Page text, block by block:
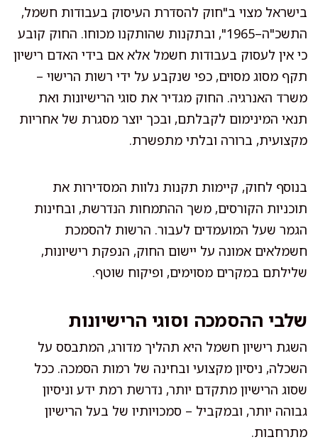
בישראל מצוי ב"חוק להסדרת העיסוק בעבודות חשמל,
התשכ"ה–1965", ובתקנות שהותקנו מכוחו. החוק קובע
כי אין לעסוק בעבודות חשמל אלא אם בידי האדם רישיון
תקף מסוג מסוים, כפי שנקבע על ידי רשות הרישוי –
משרד האנרגיה. החוק מגדיר את סוגי הרישיונות ואת
תנאי המינימום לקבלתם, ובכך יוצר מסגרת של אחריות
מקצועית, ברורה ובלתי מתפשרת.
בנוסף לחוק, קיימות תקנות נלוות המסדירות את
תוכניות הקורסים, משך ההתמחות הנדרשת, ובחינות
הגמר שעל המועמדים לעבור. הרשות להסמכת
חשמלאים אמונה על יישום החוק, הנפקת רישיונות,
שלילתם במקרים מסוימים, ופיקוח שוטף.
שלבי ההסמכה וסוגי הרישיונות
השגת רישיון חשמל היא תהליך מדורג, המתבסס על
השכלה, ניסיון מקצועי ובחינה של רמות הסמכה. ככל
שסוג הרישיון מתקדם יותר, נדרשת רמת ידע וניסיון
גבוהה יותר, ובמקביל – סמכויותיו של בעל הרישיון
מתרחבות.